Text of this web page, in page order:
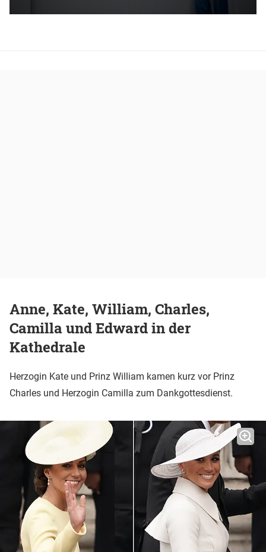
Anne, Kate, William, Charles,
Camilla und Edward in der
Kathedrale
Herzogin Kate und Prinz William kamen kurz vor Prinz
Charles und Herzogin Camilla zum Dankgottesdienst.